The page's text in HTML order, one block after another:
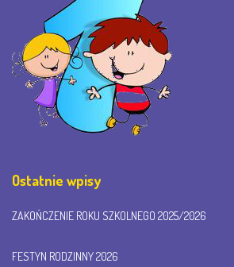
Ostatnie wpisy
ZAKOŃCZENIE ROKU SZKOLNEGO 2025/2026
FESTYN RODZINNY 2026